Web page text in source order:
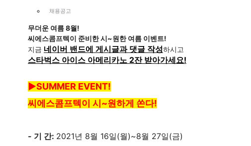
채용공고
무더운 여름 8월!
씨에스콤프텍이 준비한 시~원한 여름 이벤트!
지금 네이버 밴드에 게시글과 댓글 작성
스타벅스 아이스 아메리카노 2잔 받아가세요!
▶SUMMER EVENT!
씨에스콤프텍이 시~원하게 쏜다!
- 기 간: 2021년 8월 16일(월)~8월 27일(금)